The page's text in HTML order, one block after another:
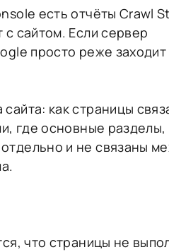
есть отчёты Crawl
с сайтом. Если сервер
просто реже заходит
как страницы
где основные разделы,
и не связаны
что страницы не